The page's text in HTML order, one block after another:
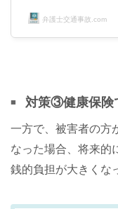
険会社から提示された慰
れなのにこれしか慰謝料
弁護士交通事故.com
対策③健康保険
一方で、被害者の方
なった場合、将来的
銭的負担が大きくな